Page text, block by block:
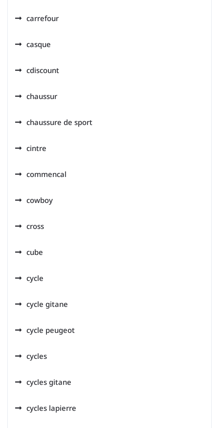
carrefour
casque
cdiscount
chaussur
chaussure de sport
cintre
commencal
cowboy
cross
cube
cycle
cycle gitane
cycle peugeot
cycles
cycles gitane
cycles lapierre